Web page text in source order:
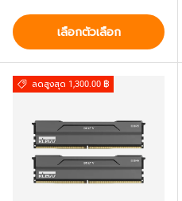
เลือกตัวเลือก
ลดสูงสุด 1,300.00 ฿